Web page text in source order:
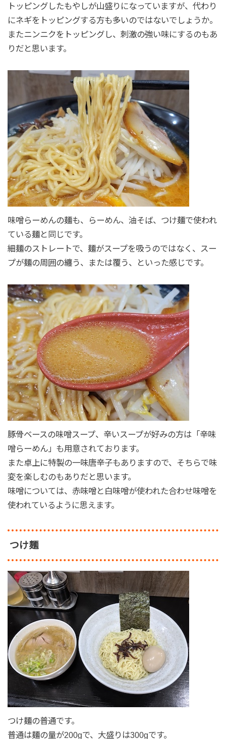
トッピングしたもやしが山盛りになっていますが、代わり
にネギをトッピングする方も多いのではないでしょうか。
またニンニクをトッピングし、刺激の強い味にするのもあ
りだと思います。
味噌らーめんの麺も、らーめん、油そば、つけ麺で使われ
ている麺と同じです。
細麺のストレートで、麺がスープを吸うのではなく、スー
プが麺の周囲の纏う、または覆う、といった感じです。
豚骨ベースの味噌スープ、辛いスープが好みの方は「辛味
噌らーめん」も用意されております。
また卓上に特製の一味唐辛子もありますので、そちらで味
変を楽しむのもありだと思います。
味噌については、赤味噌と白味噌が使われた合わせ味噌を
使われているように思えます。
つけ麺
つけ麺の普通です。
普通は麺の量が200gで、大盛りは300gです。